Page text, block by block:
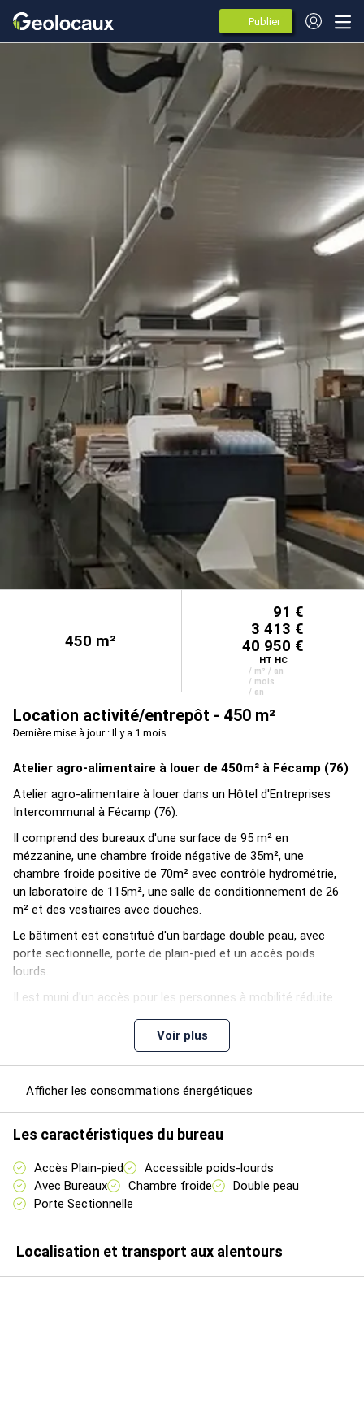
Publier
des
annonces
450 m²
91 €
3 413 €
40 950 €
HT HC
/ m² / an
/ mois
/ an
Location activité/entrepôt - 450 m²
Dernière mise à jour : Il y a 1 mois
Atelier agro-alimentaire à louer de 450m² à Fécamp (76)
Atelier agro-alimentaire à louer dans un Hôtel d'Entreprises
Intercommunal à Fécamp (76).
Il comprend des bureaux d'une surface de 95 m² en
mézzanine, une chambre froide négative de 35m², une
chambre froide positive de 70m² avec contrôle hydrométrie,
un laboratoire de 115m², une salle de conditionnement de 26
m² et des vestiaires avec douches.
Le bâtiment est constitué d'un bardage double peau, avec
porte sectionnelle, porte de plain-pied et un accès poids
lourds.
Il est muni d'un accès pour les personnes à mobilité réduite.
Disponible janvier 2022.
www.georisques.gouv.fr
Accessibilité :
Disponibilité : Immédiate
Atelier
Porte de plain-pied
Voir plus
Afficher les consommations énergétiques
Les caractéristiques du bureau
Accès Plain-pied
Accessible poids-lourds
Avec Bureaux
Chambre froide
Double peau
Porte Sectionnelle
Localisation et transport aux alentours